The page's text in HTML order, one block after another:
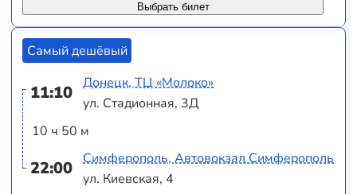
Выбрать билет
Самый дешёвый
11:10
10 ч 50 м
22:00
Донецк, ТЦ «Молоко»
ул. Стадионная, 3Д
Симферополь, Автовокзал Симферополь
ул. Киевская, 4